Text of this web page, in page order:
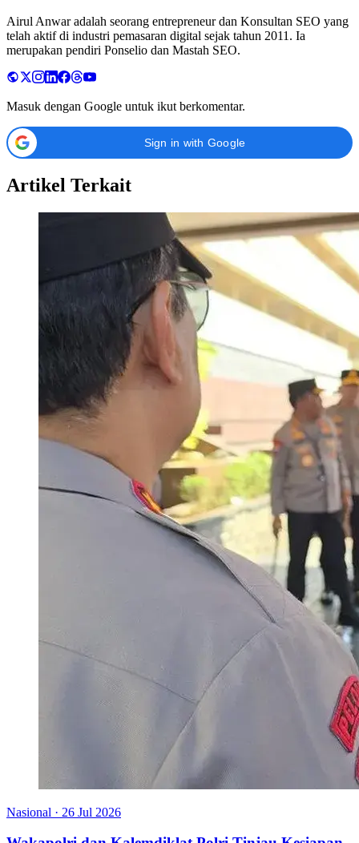
Airul Anwar adalah seorang entrepreneur dan Konsultan SEO yang
telah aktif di industri pemasaran digital sejak tahun 2011. Ia
merupakan pendiri Ponselio dan Mastah SEO.
Masuk dengan Google untuk ikut berkomentar.
Sign in with Google
Artikel Terkait
Nasional · 26 Jul 2026